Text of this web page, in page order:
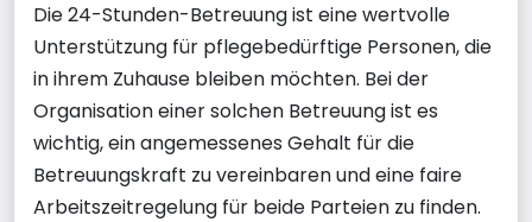
Die 24-Stunden-Betreuung ist eine wertvolle
Unterstützung für pflegebedürftige Personen, die
in ihrem Zuhause bleiben möchten. Bei der
Organisation einer solchen Betreuung ist es
wichtig, ein angemessenes Gehalt für die
Betreuungskraft zu vereinbaren und eine faire
Arbeitszeitregelung für beide Parteien zu finden.